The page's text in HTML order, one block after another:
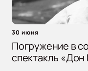
30 июня
Погружение в
спектакль